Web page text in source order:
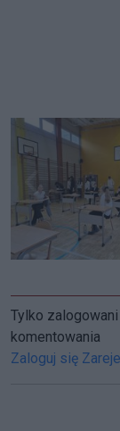
Tylko
komentowania
Zaloguj się